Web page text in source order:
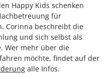
Happy Kids schenken
für
Corinna beschreibt die
und sich selbst als
Wer mehr über die
möchte, findet auf der
alle Infos.